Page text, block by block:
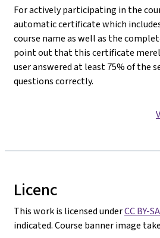
For actively participating in the
automatic certificate which
course name as well as the
point out that this certificate
user answered at least 75% of the
questions correctly.
Licenc
This work is licensed underCC BY-
indicated. Course banner image